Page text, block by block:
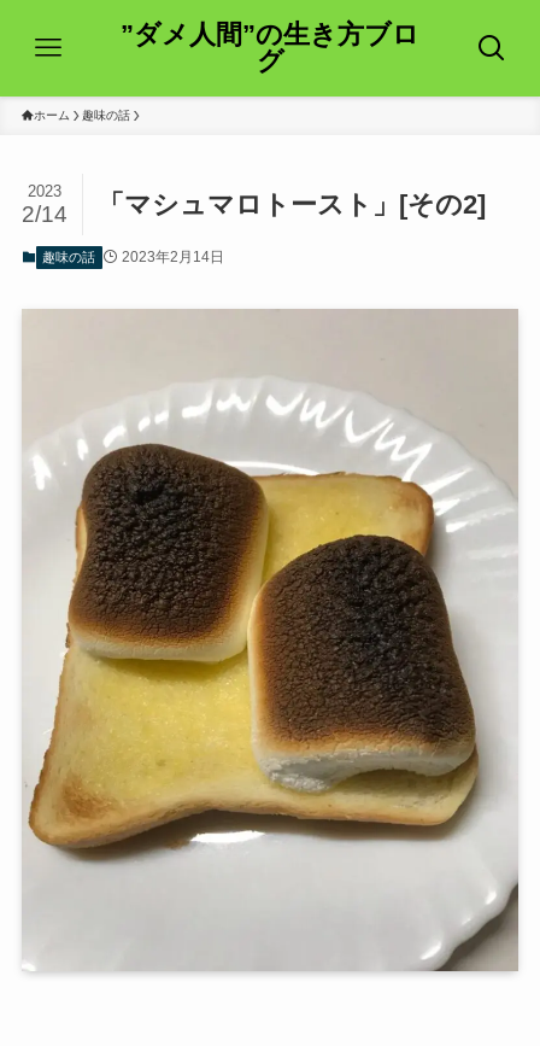
”ダメ人間”の生き方ブロ
グ
ホーム 趣味の話
「マシュマロトースト」[その2]
2023
2/14
趣味の話 2023年2月14日